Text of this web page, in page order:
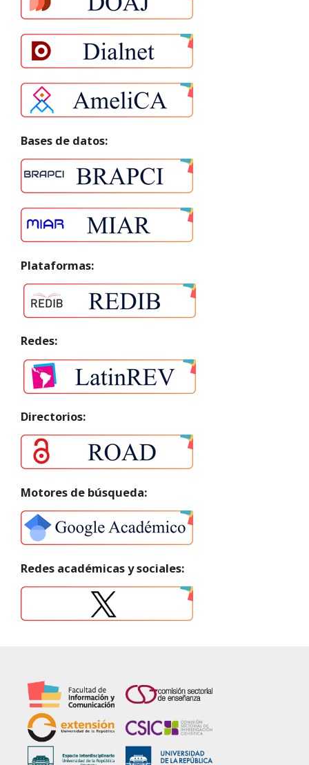
Bases de datos:
Plataformas:
Redes:
Directorios:
Motores de búsqueda:
Redes académicas y sociales: